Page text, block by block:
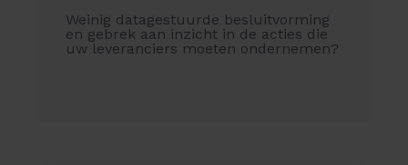
Weinig datagestuurde besluitvorming
en gebrek aan inzicht in de acties die
uw leveranciers moeten ondernemen?